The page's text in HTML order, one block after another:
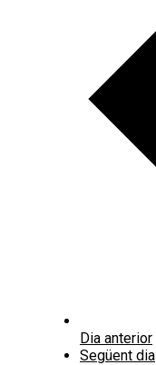
Dia anterior
Següent dia